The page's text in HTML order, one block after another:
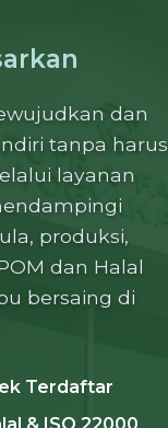
dan
tanpa harus
layanan
produksi,
dan Halal
bersaing di
Terdaftar